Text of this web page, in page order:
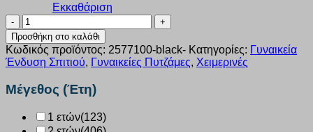
Εκκαθάριση
Πυτζάμα
γυναικεία
Velvet
Dreams
“X-
mass
Family”
2577100
Προσθήκη στο καλάθι
Κωδικός προϊόντος: 2577100-black- Κατηγορίες: Γυναικεία
Ένδυση Σπιτιού, Γυναικείες Πυτζάμες, Χειμερινές
Μέγεθος (Έτη)
1 ετών(123)